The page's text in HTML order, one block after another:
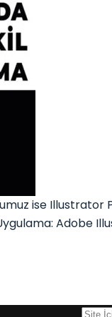
ise Illustrator
Adobe